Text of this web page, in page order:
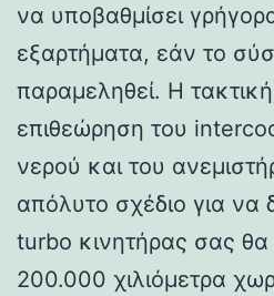
να υποβαθμίσει
εξαρτήματα, εάν το
παραμεληθεί. Η
επιθεώρηση του
νερού και του
απόλυτο σχέδιο για να
turbo κινητήρας σας θα
200.000 χιλιόμετρα